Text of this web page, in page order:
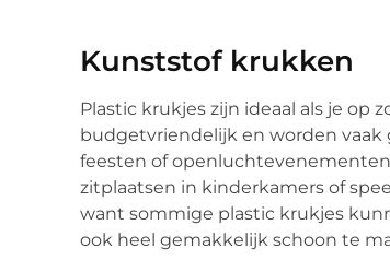
Kunststof krukken
Plastic krukjes zijn ideaal als je op
budgetvriendelijk en worden vaak
feesten of
zitplaatsen in kinderkamers of
want sommige plastic krukjes
ook heel gemakkelijk schoon te